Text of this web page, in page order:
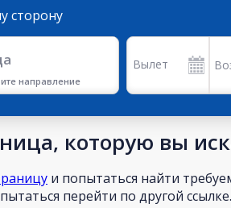
сторону
направление
Вылет
которую вы
и попытаться найти
перейти по другой ссылке.